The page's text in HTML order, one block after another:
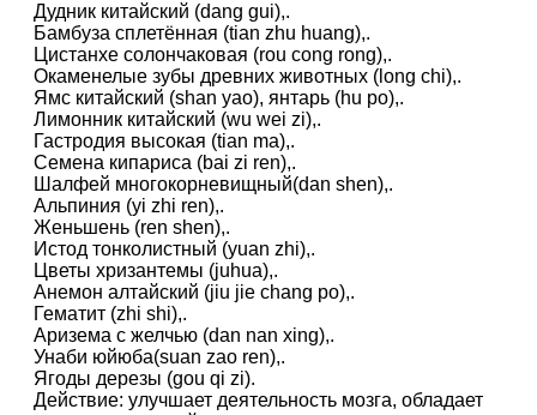
Дудник китайский (dang gui),.
Бамбуза сплетённая (tian zhu huang),.
Цистанхе солончаковая (rou cong rong),.
Окаменелые зубы древних животных (long chi),.
Ямс китайский (shan yao), янтарь (hu po),.
Лимонник китайский (wu wei zi),.
Гастродия высокая (tian ma),.
Семена кипариса (bai zi ren),.
Шалфей многокорневищный(dan shen),.
Альпиния (yi zhi ren),.
Женьшень (ren shen),.
Истод тонколистный (yuan zhi),.
Цветы хризантемы (juhua),.
Анемон алтайский (jiu jie chang po),.
Гематит (zhi shi),.
Аризема с желчью (dan nan xing),.
Унаби юйюба(suan zao ren),.
Ягоды дерезы (gou qi zi).
Действие: улучшает деятельность мозга, обладает